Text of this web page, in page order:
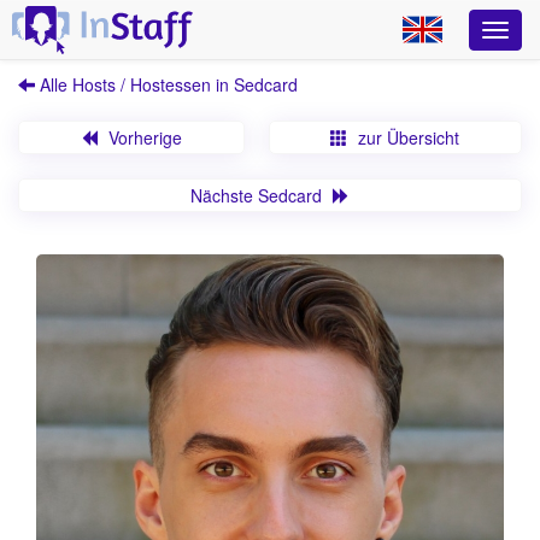
Alle Hosts / Hostessen in Sedcard
Vorherige zur Übersicht
Nächste Sedcard